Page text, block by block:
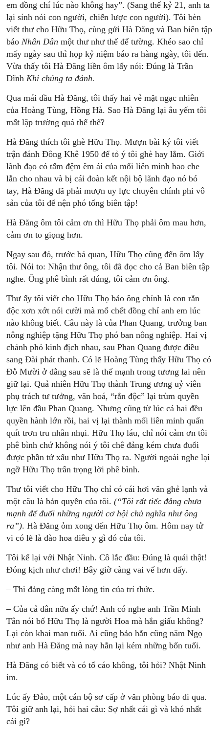
em đồng chí lúc nào không hay”. (Sang thế kỷ 21, anh ta
lại sính nói con người, chiến lược con người). Tôi bèn
viết thư cho Hữu Thọ, cùng gửi Hà Đăng và Ban biên tập
báoNhân Dân một thư như thế để tường. Khéo sao chỉ
mấy ngày sau thì họp kỷ niệm báo ra hàng ngày, tôi đến.
Vừa thấy tôi Hà Đăng liền ôm lấy nói: Đúng là Trần
ĐĩnhKhi chúng ta đánh.
Qua mái đầu Hà Đăng, tôi thấy hai vẻ mặt ngạc nhiên
của Hoàng Tùng, Hồng Hà. Sao Hà Đăng lại âu yếm tôi
mất lập trường quá thể thế?
Hà Đăng thích tôi ghè Hữu Thọ. Mượn bài ký tôi viết
trận đánh Đông Khê 1950 để tỏ ý tôi ghè hay lắm. Giới
lãnh đạo có tấm đệm êm áí của mối liên minh bao che
lẫn cho nhau và bị cái đoàn kết nội bộ lãnh đạo nó bó
tay, Hà Đăng đã phải mượn uy lực chuyên chính phi vô
sản của tôi để nện phó tổng biên tập!
Hà Đăng ôm tôi cảm ơn thì Hữu Thọ phải ôm mau hơn,
cảm ơn to giọng hơn.
Ngay sau đó, trước bá quan, Hữu Thọ cũng đến ôm lấy
tôi. Nói to: Nhận thư ông, tôi đã đọc cho cả Ban biên tập
nghe. Ông phê bình rất đúng, tôi cảm ơn ông.
Thư ấy tôi viết cho Hữu Thọ bảo ông chính là con rắn
độc xơn xớt nói cười mà mổ chết đồng chí anh em lúc
nào không biết. Câu này là của Phan Quang, trưởng ban
nông nghiệp tặng Hữu Thọ phó ban nông nghiệp. Hai vị
chánh phó kình địch nhau, sau Phan Quang được điều
sang Đài phát thanh. Có lẽ Hoàng Tùng thấy Hữu Thọ có
Đỗ Mười ở đằng sau sẽ là thế mạnh trong tương lai nên
giữ lại. Quả nhiên Hữu Thọ thành Trung ương uỷ viên
phụ trách tư tưởng, văn hoá, “rắn độc” lại trùm quyền
lực lên đầu Phan Quang. Nhưng cũng từ lúc cá hai đều
quyền hành lớn rồi, hai vị lại thành mối liên minh quấn
quít trơn tru nhẵn nhụi. Hữu Thọ láu, chỉ nói cảm ơn tôi
phê bình chứ không nói ý tôi chê đảng kém chưa đuổi
được phần tử xấu như Hữu Thọ ra. Người ngoài nghe lại
ngỡ Hữu Thọ trân trọng lời phê bình.
Thư tôi viết cho Hữu Thọ chỉ có cái hơi văn ghẻ lạnh và
một câu là bản quyền của tôi.(“Tôi rất tiếc đảng chưa
mạnh để đuổi những người cơ hội chủ nghĩa như ông
ra”). Hà Đăng ỏm xong đến Hữu Thọ ôm. Hôm nay tử
vi có lẽ là đào hoa diêu y gì đó của tôi.
Tôi kể lại với Nhật Ninh. Cô lắc đầu: Đúng là quái thật!
Đóng kịch như chơi! Bây giờ càng vai vế hơn đấy.
– Thì đảng càng mất lòng tin của trí thức.
– Của cả dân nữa ấy chứ! Anh có nghe anh Trần Minh
Tân nói bố Hữu Thọ là người Hoa mà hắn giấu không?
Lại còn khai man tuổi. Ai cũng bảo hắn cũng năm Ngọ
như anh Hà Đăng mà nay hắn lại kém những bốn tuổi.
Hà Đăng có biết và có tố cáo không, tôi hỏi? Nhật Ninh
im.
Lúc ấy Đảo, một cán bộ sơ cấp ở văn phòng báo đi qua.
Tôi giữ anh lại, hỏi hai câu: Sợ nhất cái gì và khó nhất
cái gì?